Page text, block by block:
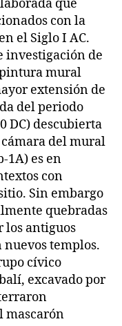
que
con la
el Siglo I AC.
investigación de
mural
extensión de
del periodo
DC) descubierta
del mural
1A) es en
con
Sin embargo
quebradas
los antiguos
templos.
cívico
excavado por
mascarón